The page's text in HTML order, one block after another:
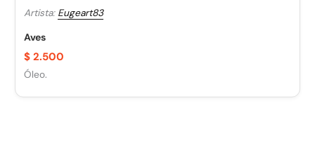
Artista: Eugeart83
Aves
$ 2.500
Óleo.